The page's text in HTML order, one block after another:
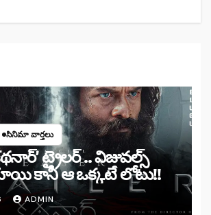
సినిమా వార్తలు
ట్రైలర్ .. విజువల్స్
కానీ ఆ ఒక్కటే లోటు!!
ADMIN